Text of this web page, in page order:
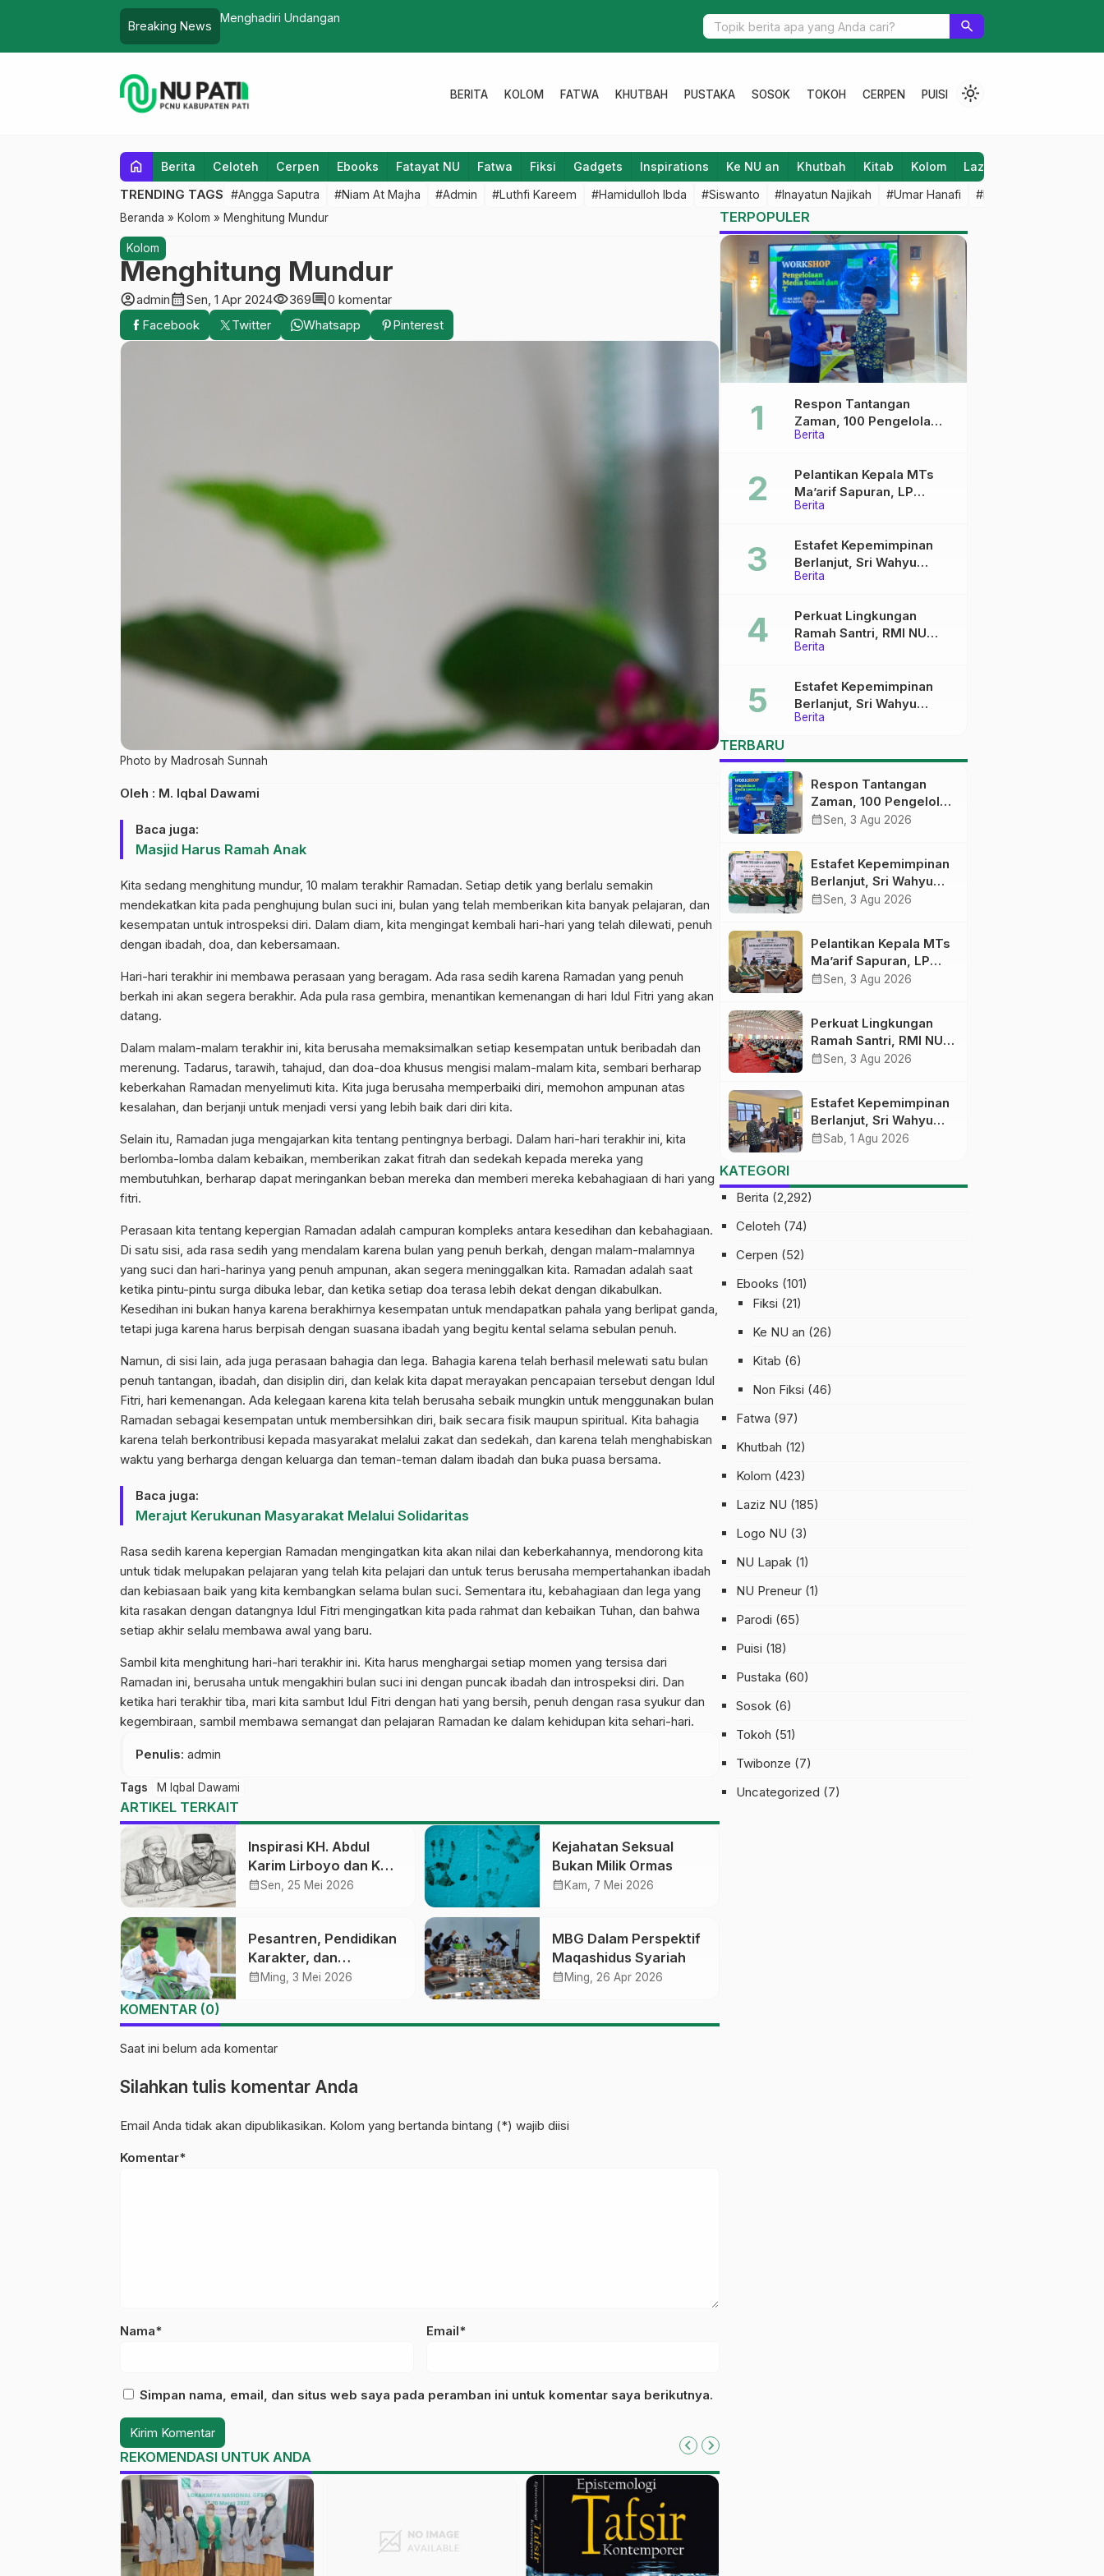
Breaking News
Belajar Menjadi Bijaksana Lazisnu Pati Berbagi Fidyah Kepada Korban Banjir search
BERITA KOLOM FATWA KHUTBAH PUSTAKA SOSOK TOKOH CERPEN PUISI light_mode
home Berita Celoteh Cerpen Ebooks Fatayat NU Fatwa Fiksi Gadgets Inspirations Ke NU an Khutbah Kitab Kolom Laziz NU
TRENDING TAGS #Angga Saputra #Niam At Majha #Admin #Luthfi Kareem #Hamidulloh Ibda #Siswanto #Inayatun Najikah #Umar Hanafi #M Iqbal Dawami
Beranda » Kolom » Menghitung Mundur
Kolom
Menghitung Mundur
account_circleadmincalendar_monthSen, 1 Apr 2024visibility369comment0 komentar
Facebook
Twitter Whatsapp Pinterest
Photo by Madrosah Sunnah
Oleh : M. Iqbal Dawami
Baca juga:
Masjid Harus Ramah Anak
Kita sedang menghitung mundur, 10 malam terakhir Ramadan. Setiap detik yang berlalu semakin
mendekatkan kita pada penghujung bulan suci ini, bulan yang telah memberikan kita banyak pelajaran, dan
kesempatan untuk introspeksi diri. Dalam diam, kita mengingat kembali hari-hari yang telah dilewati, penuh
dengan ibadah, doa, dan kebersamaan.
Hari-hari terakhir ini membawa perasaan yang beragam. Ada rasa sedih karena Ramadan yang penuh
berkah ini akan segera berakhir. Ada pula rasa gembira, menantikan kemenangan di hari Idul Fitri yang akan
datang.
Dalam malam-malam terakhir ini, kita berusaha memaksimalkan setiap kesempatan untuk beribadah dan
merenung. Tadarus, tarawih, tahajud, dan doa-doa khusus mengisi malam-malam kita, sembari berharap
keberkahan Ramadan menyelimuti kita. Kita juga berusaha memperbaiki diri, memohon ampunan atas
kesalahan, dan berjanji untuk menjadi versi yang lebih baik dari diri kita.
Selain itu, Ramadan juga mengajarkan kita tentang pentingnya berbagi. Dalam hari-hari terakhir ini, kita
berlomba-lomba dalam kebaikan, memberikan zakat fitrah dan sedekah kepada mereka yang
membutuhkan, berharap dapat meringankan beban mereka dan memberi mereka kebahagiaan di hari yang
fitri.
Perasaan kita tentang kepergian Ramadan adalah campuran kompleks antara kesedihan dan kebahagiaan.
Di satu sisi, ada rasa sedih yang mendalam karena bulan yang penuh berkah, dengan malam-malamnya
yang suci dan hari-harinya yang penuh ampunan, akan segera meninggalkan kita. Ramadan adalah saat
ketika pintu-pintu surga dibuka lebar, dan ketika setiap doa terasa lebih dekat dengan dikabulkan.
Kesedihan ini bukan hanya karena berakhirnya kesempatan untuk mendapatkan pahala yang berlipat ganda,
tetapi juga karena harus berpisah dengan suasana ibadah yang begitu kental selama sebulan penuh.
Namun, di sisi lain, ada juga perasaan bahagia dan lega. Bahagia karena telah berhasil melewati satu bulan
penuh tantangan, ibadah, dan disiplin diri, dan kelak kita dapat merayakan pencapaian tersebut dengan Idul
Fitri, hari kemenangan. Ada kelegaan karena kita telah berusaha sebaik mungkin untuk menggunakan bulan
Ramadan sebagai kesempatan untuk membersihkan diri, baik secara fisik maupun spiritual. Kita bahagia
karena telah berkontribusi kepada masyarakat melalui zakat dan sedekah, dan karena telah menghabiskan
waktu yang berharga dengan keluarga dan teman-teman dalam ibadah dan buka puasa bersama.
Baca juga:
Merajut Kerukunan Masyarakat Melalui Solidaritas
Rasa sedih karena kepergian Ramadan mengingatkan kita akan nilai dan keberkahannya, mendorong kita
untuk tidak melupakan pelajaran yang telah kita pelajari dan untuk terus berusaha mempertahankan ibadah
dan kebiasaan baik yang kita kembangkan selama bulan suci. Sementara itu, kebahagiaan dan lega yang
kita rasakan dengan datangnya Idul Fitri mengingatkan kita pada rahmat dan kebaikan Tuhan, dan bahwa
setiap akhir selalu membawa awal yang baru.
Sambil kita menghitung hari-hari terakhir ini. Kita harus menghargai setiap momen yang tersisa dari
Ramadan ini, berusaha untuk mengakhiri bulan suci ini dengan puncak ibadah dan introspeksi diri. Dan
ketika hari terakhir tiba, mari kita sambut Idul Fitri dengan hati yang bersih, penuh dengan rasa syukur dan
kegembiraan, sambil membawa semangat dan pelajaran Ramadan ke dalam kehidupan kita sehari-hari.
Penulis: admin
Tags M Iqbal Dawami
ARTIKEL TERKAIT
Inspirasi KH. Abdul
Karim Lirboyo dan KH.
Abdussalam Kajen
calendar_monthSen, 25 Mei 2026
Kejahatan Seksual
Bukan Milik Ormas
calendar_month Kam, 7 Mei 2026
Pesantren, Pendidikan
Karakter, dan
Kekerasan Seksual
calendar_month Ming, 3 Mei 2026
MBG Dalam Perspektif
Maqashidus Syariah
calendar_month Ming, 26 Apr 2026
KOMENTAR (0)
Saat ini belum ada komentar
Silahkan tulis komentar Anda
Email Anda tidak akan dipublikasikan. Kolom yang bertanda bintang (*) wajib diisi
Komentar*
Nama* Email*
Simpan nama, email, dan situs web saya pada peramban ini untuk komentar saya berikutnya.
REKOMENDASI UNTUK ANDA
TERPOPULER
Berita
Respon Tantangan
Zaman, 100 Pengelola
Medsos Sekolah Ma’arif
Pelatihan Literasi Digital
Berita
Pelantikan Kepala MTs
Ma’arif Sapuran, LP
Ma’arif NU Wonosobo
Kepemimpinan Nahdliyah
Berita
Estafet Kepemimpinan
Berlanjut, Sri Wahyu
Susilowati Resmi Pimpin
Berita
Perkuat Lingkungan
Ramah Santri, RMI NU
Gelar ‘Sambang
Berita
Estafet Kepemimpinan
Berlanjut, Sri Wahyu
Susilowati Resmi Pimpin
TERBARU
Respon Tantangan
Zaman, 100 Pengelola
Medsos Sekolah
Digital
calendar_monthSen, 3 Agu 2026
Estafet Kepemimpinan
Berlanjut, Sri Wahyu
Susilowati Resmi
calendar_monthSen, 3 Agu 2026
Pelantikan Kepala MTs
Ma’arif Sapuran, LP
Ma’arif NU Wonosobo
Kepemimpinan
Nahdliyah
calendar_monthSen, 3 Agu 2026
Perkuat Lingkungan
Ramah Santri, RMI NU
Gelar ‘Sambang
calendar_monthSen, 3 Agu 2026
Estafet Kepemimpinan
Berlanjut, Sri Wahyu
Susilowati Resmi
calendar_monthSab, 1 Agu 2026
KATEGORI
Berita (2,292)
Celoteh (74)
Cerpen (52)
Ebooks (101)
Fiksi (21)
Ke NU an (26)
Kitab (6)
Non Fiksi (46)
Fatwa (97)
Khutbah (12)
Kolom (423)
Laziz NU (185)
Logo NU (3)
NU Lapak (1)
NU Preneur (1)
Parodi (65)
Puisi (18)
Pustaka (60)
Sosok (6)
Tokoh (51)
Twibonze (7)
Uncategorized (7)